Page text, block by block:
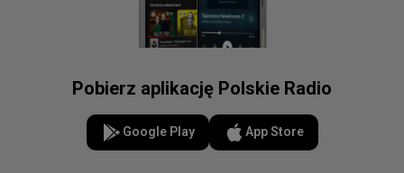
Pobierz aplikację Polskie Radio
Google Play App Store